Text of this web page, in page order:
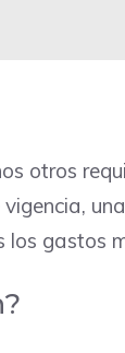
otros
los gastos